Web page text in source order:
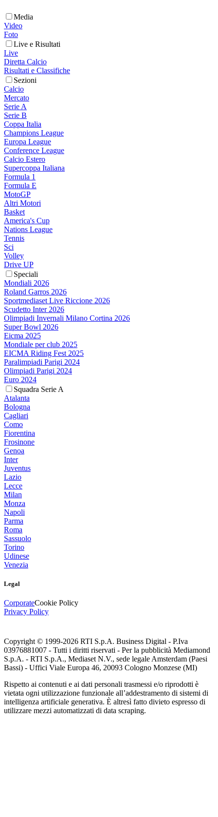
Media
Video
Foto
Live e Risultati
Live
Diretta Calcio
Risultati e Classifiche
Sezioni
Calcio
Mercato
Serie A
Serie B
Coppa Italia
Champions League
Europa League
Conference League
Calcio Estero
Supercoppa Italiana
Formula 1
Formula E
MotoGP
Altri Motori
Basket
America's Cup
Nations League
Tennis
Sci
Volley
Drive UP
Speciali
Mondiali 2026
Roland Garros 2026
Sportmediaset Live Riccione 2026
Scudetto Inter 2026
Olimpiadi Invernali Milano Cortina 2026
Super Bowl 2026
Eicma 2025
Mondiale per club 2025
EICMA Riding Fest 2025
Paralimpiadi Parigi 2024
Olimpiadi Parigi 2024
Euro 2024
Squadra Serie A
Atalanta
Bologna
Cagliari
Como
Fiorentina
Frosinone
Genoa
Inter
Juventus
Lazio
Lecce
Milan
Monza
Napoli
Parma
Roma
Sassuolo
Torino
Udinese
Venezia
Legal
CorporateCookie Policy
Privacy Policy
Copyright © 1999-2026 RTI S.p.A. Business Digital - P.Iva
03976881007 - Tutti i diritti riservati - Per la pubblicità Mediamond
S.p.A. - RTI S.p.A., Mediaset N.V., sede legale Amsterdam (Paesi
Bassi) - Uffici Viale Europa 46, 20093 Cologno Monzese (MI)
Rispetto ai contenuti e ai dati personali trasmessi e/o riprodotti è
vietata ogni utilizzazione funzionale all’addestramento di sistemi di
intelligenza artificiale generativa. È altresì fatto divieto espresso di
utilizzare mezzi automatizzati di data scraping.